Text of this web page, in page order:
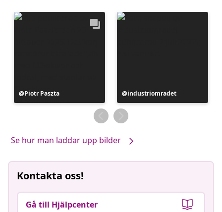
Inlägg
publicerat
Piotr Paszta
Inlägg
publicerat
av
industriomradet
Se hur man laddar upp bilder
Kontakta oss!
Gå till Hjälpcenter